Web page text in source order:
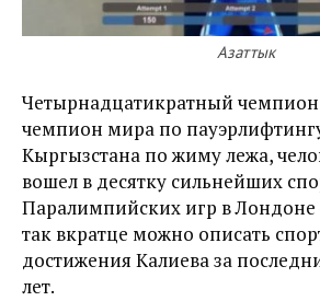
Азаттык
Четырнадцатикратный
чемпион мира по
Кыргызстана по жиму лежа,
вошел в десятку сильнейших
Паралимпийских игр в Лондоне
так вкратце можно описать
достижения Калиева за
лет.